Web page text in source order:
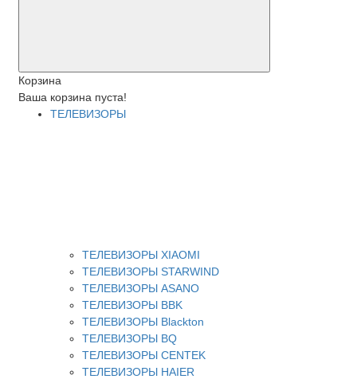
Корзина
Ваша корзина пуста!
ТЕЛЕВИЗОРЫ
ТЕЛЕВИЗОРЫ XIAOMI
ТЕЛЕВИЗОРЫ STARWIND
ТЕЛЕВИЗОРЫ ASANO
ТЕЛЕВИЗОРЫ BBK
ТЕЛЕВИЗОРЫ Blackton
ТЕЛЕВИЗОРЫ BQ
ТЕЛЕВИЗОРЫ CENTEK
ТЕЛЕВИЗОРЫ HAIER